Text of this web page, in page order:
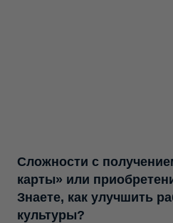
Сложности с
карты» или
Знаете, как улучшить
культуры?